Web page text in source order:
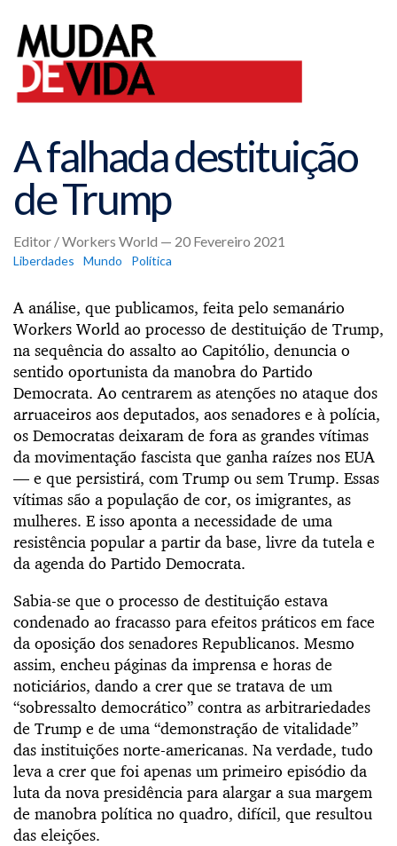
A falhada destituição
de Trump
Editor / Workers World — 20 Fevereiro 2021
Liberdades Mundo Política
A análise, que publicamos, feita pelo semanário
Workers World ao processo de destituição de Trump,
na sequência do assalto ao Capitólio, denuncia o
sentido oportunista da manobra do Partido
Democrata. Ao centrarem as atenções no ataque dos
arruaceiros aos deputados, aos senadores e à polícia,
os Democratas deixaram de fora as grandes vítimas
da movimentação fascista que ganha raízes nos EUA
— e que persistirá, com Trump ou sem Trump. Essas
vítimas são a população de cor, os imigrantes, as
mulheres. E isso aponta a necessidade de uma
resistência popular a partir da base, livre da tutela e
da agenda do Partido Democrata.
Sabia-se que o processo de destituição estava
condenado ao fracasso para efeitos práticos em face
da oposição dos senadores Republicanos. Mesmo
assim, encheu páginas da imprensa e horas de
noticiários, dando a crer que se tratava de um
“sobressalto democrático” contra as arbitrariedades
de Trump e de uma “demonstração de vitalidade”
das instituições norte-americanas. Na verdade, tudo
leva a crer que foi apenas um primeiro episódio da
luta da nova presidência para alargar a sua margem
de manobra política no quadro, difícil, que resultou
das eleições.